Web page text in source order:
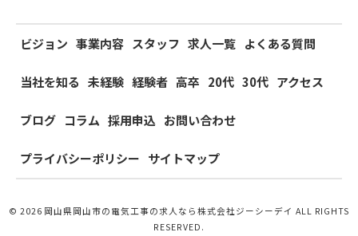
ビジョン 事業内容 スタッフ 求人一覧 よくある質問
当社を知る 未経験 経験者 高卒 20代 30代 アクセス
ブログ コラム 採用申込 お問い合わせ
プライバシーポリシー サイトマップ
© 2026 岡山県岡山市の電気工事の求人なら株式会社ジーシーデイ ALL RIGHTS
RESERVED.